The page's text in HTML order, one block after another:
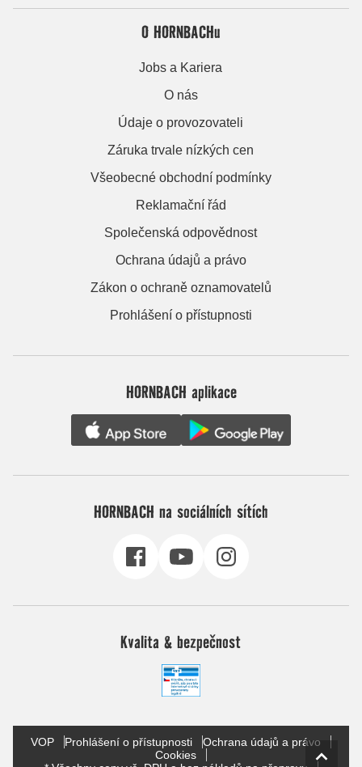
O HORNBACHu
Jobs a Kariera
O nás
Údaje o provozovateli
Záruka trvale nízkých cen
Všeobecné obchodní podmínky
Reklamační řád
Společenská odpovědnost
Ochrana údajů a právo
Zákon o ochraně oznamovatelů
Prohlášení o přístupnosti
HORNBACH aplikace
HORNBACH na sociálních sítích
Kvalita & bezpečnost
VOP Prohlášení o přístupnosti
Ochrana údajů a právo
Cookies